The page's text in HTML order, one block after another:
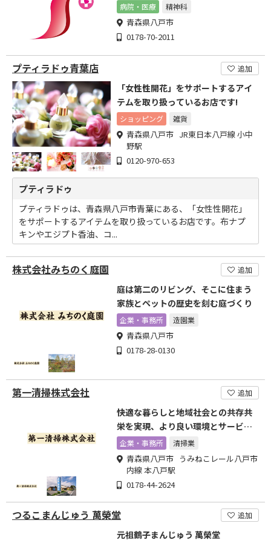
病院・医療 精神科
青森県八戸市
0178-70-2011
プティラドゥ青葉店 追加
「女性性開花」をサポートするアイ
テムを取り扱っているお店です!
ショッピング 雑貨
青森県八戸市 JR東日本八戸線 小中
野駅
0120-970-653
プティラドゥ
プティラドゥは、青森県八戸市青葉にある、「女性性開花」
をサポートするアイテムを取り扱っているお店です。布ナプ
キンやエジプト香油、コ...
株式会社みちのく庭園 追加
庭は第二のリビング、そこに住まう
家族とペットの歴史を刻む庭づくり
企業・事務所 造園業
青森県八戸市
0178-28-0130
第一清掃株式会社 追加
快適な暮らしと地域社会との共存共
栄を実現、より良い環境とサービス
を提供
企業・事務所 清掃業
青森県八戸市 うみねこレール八戸市
内線 本八戸駅
0178-44-2624
つるこまんじゅう 萬榮堂 追加
元祖鶴子まんじゅう 萬榮堂